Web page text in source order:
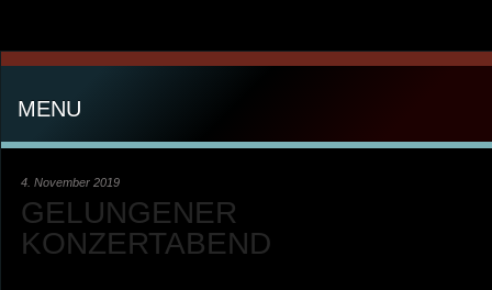
MENU
4. November 2019
GELUNGENER
KONZERTABEND